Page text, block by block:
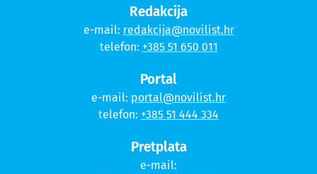
Redakcija
e-mail: redakcija@novilist.hr
telefon: +385 51 650 011
Portal
e-mail: portal@novilist.hr
telefon: +385 51 444 334
Pretplata
e-mail: